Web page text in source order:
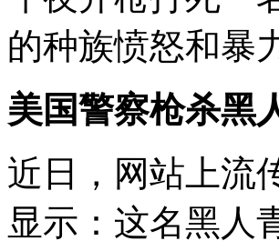
的种族愤怒和暴
美国警察枪杀黑
近日，网站上流
显示：这名黑人